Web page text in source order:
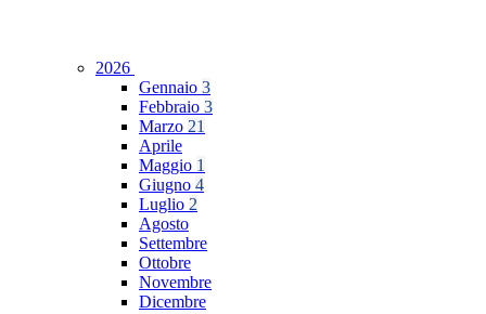
2026
Gennaio 3
Febbraio 3
Marzo 21
Aprile
Maggio 1
Giugno 4
Luglio 2
Agosto
Settembre
Ottobre
Novembre
Dicembre